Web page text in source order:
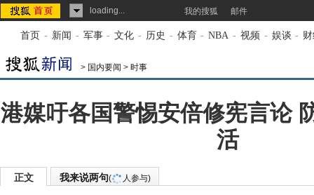
loading... 我的搜狐 邮件
首页 - 新闻 - 军事 - 文化 - 历史 - 体育 - NBA - 视频 - 娱谈 -
> 国内要闻 > 时事
港媒吁各国警惕安倍修宪言论
活
正文 我来说两句( 人参与)